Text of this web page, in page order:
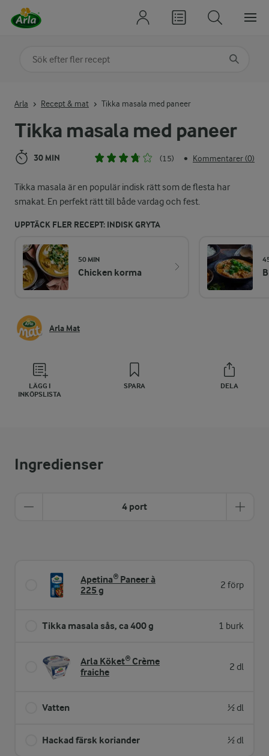
Tikka masala med paneer
30 MIN (15) • Kommentarer (0)
Tikka masala är en populär indisk rätt som de flesta har
smakat. En perfekt rätt till både vardag och fest.
UPPTÄCK FLER RECEPT: INDISK GRYTA
50 MIN
Chicken korma
Arla Mat
LÄGG I
INKÖPSLISTA
SPARA DELA
Arla Recept & mat Tikka masala med paneer
Ingredienser
4 port
Apetina® Paneer à
225 g
2 förp
Tikka masala sås, ca 400 g 1 burk
Arla Köket® Crème
fraiche
2 dl
Vatten ½ dl
Hackad färsk koriander ½ dl
Sök på kategori eller ingrediens